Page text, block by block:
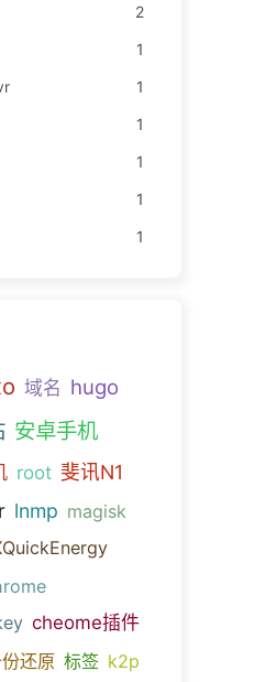
2
1
1
1
1
1
1
域名 hugo
安卓手机
root 斐讯N1
lnmp magisk
cheome插件
还原 标签 k2p